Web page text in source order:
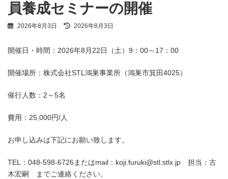
員養成セミナーの開催
2026年8月3日
最
新
時
:
2026年8月3日
開催日・時間：2026年8月22日（土）9：00～17：00
開催場所：株式会社STL鴻巣事業所（鴻巣市箕田4025）
催行人数：2～5名
費用：25,000円/人
お申し込みは下記にお願い致します。
TEL：048-598-6726またはmail：koji.furuki@stl.stlx.jp 担当：古
木宏嗣 までご連絡ください。